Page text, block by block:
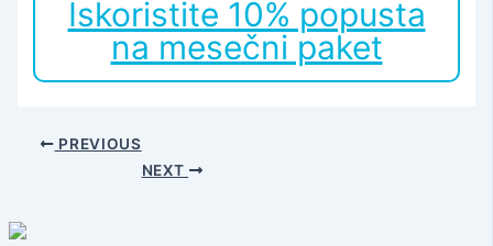
Iskoristite 10% popusta
na mesečni paket
PREVIOUS
NEXT